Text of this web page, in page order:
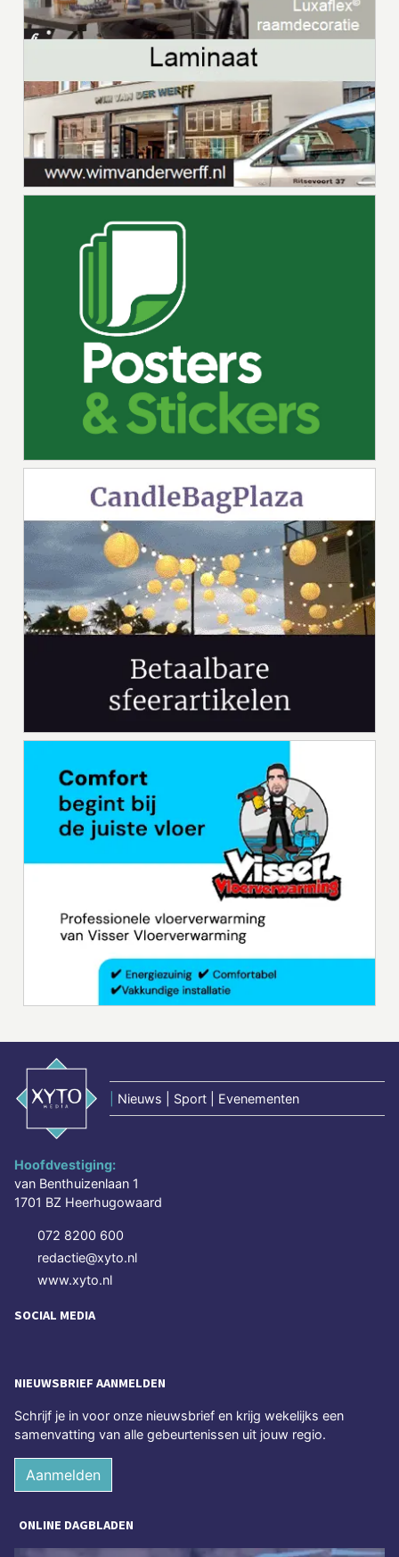
Nieuws | Sport | Evenementen
Hoofdvestiging:
van Benthuizenlaan 1
1701 BZ Heerhugowaard
072 8200 600
redactie@xyto.nl
www.xyto.nl
SOCIAL MEDIA
NIEUWSBRIEF AANMELDEN
Schrijf je in voor onze nieuwsbrief en krijg wekelijks een
samenvatting van alle gebeurtenissen uit jouw regio.
Aanmelden
ONLINE DAGBLADEN